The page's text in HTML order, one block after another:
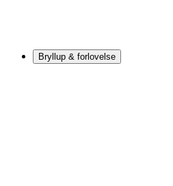
Bryllup & forlovelse